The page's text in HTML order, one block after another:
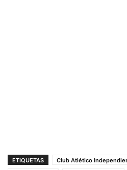
ETIQUETAS Club Atlético